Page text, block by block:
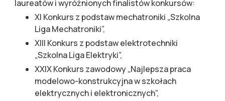
laureatów i wyróżnionych finalistów konkursów:
XI Konkurs z podstaw mechatroniki „Szkolna
Liga Mechatroniki”,
XIII Konkurs z podstaw elektrotechniki
„Szkolna Liga Elektryki”,
XXIX Konkurs zawodowy „Najlepsza praca
modelowo-konstrukcyjna w szkołach
elektrycznych i elektronicznych”,